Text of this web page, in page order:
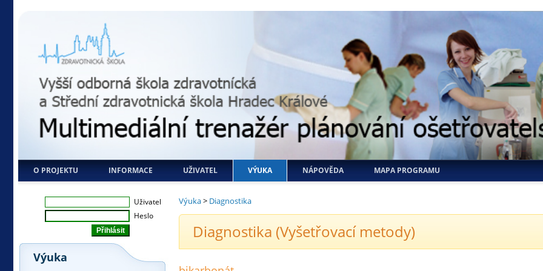
O PROJEKTU INFORMACE UŽIVATEL VÝUKA NÁPOVĚDA MAPA PROGRAMU
Uživatel
Heslo
Výuka
Výuka> Diagnostika
Diagnostika (Vyšetřovací metody)